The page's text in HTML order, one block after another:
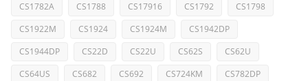
CS1782A
CS1788 CS17916 CS1792
CS1798
CS1922M
CS1924 CS1924M
CS1942DP
CS1944DP
CS22D CS22U CS62S
CS62U
CS64US
CS682 CS692 CS724KM
CS782DP